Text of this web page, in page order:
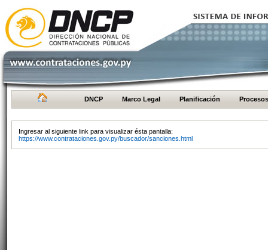
DNCP Marco Legal Planificación Procesos
Ingresar al siguiente link para visualizar ésta pantalla:
https://www.contrataciones.gov.py/buscador/sanciones.html